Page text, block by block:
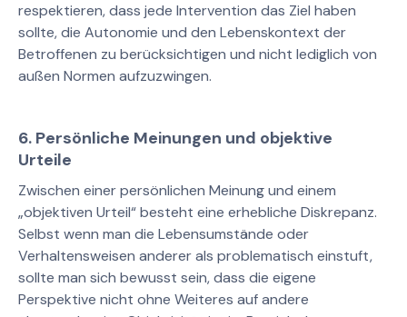
respektieren, dass jede Intervention das Ziel haben
sollte, die Autonomie und den Lebenskontext der
Betroffenen zu berücksichtigen und nicht lediglich von
außen Normen aufzuzwingen.
6. Persönliche Meinungen und objektive
Urteile
Zwischen einer persönlichen Meinung und einem
„objektiven Urteil“ besteht eine erhebliche Diskrepanz.
Selbst wenn man die Lebensumstände oder
Verhaltensweisen anderer als problematisch einstuft,
sollte man sich bewusst sein, dass die eigene
Perspektive nicht ohne Weiteres auf andere